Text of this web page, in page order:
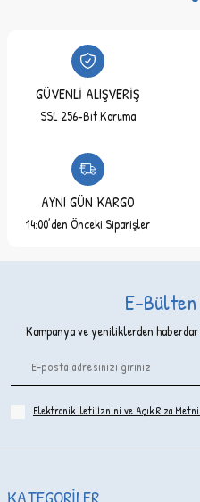
GÜVENLİ ALIŞVERİŞ
SSL 256-Bit Koruma
AYNI GÜN KARGO
14:00’den Önceki Siparişler
E-
Kampanya ve yeniliklerden
Elektronik İleti İzni‌ni ve Açık Rıza
KATEGORILER